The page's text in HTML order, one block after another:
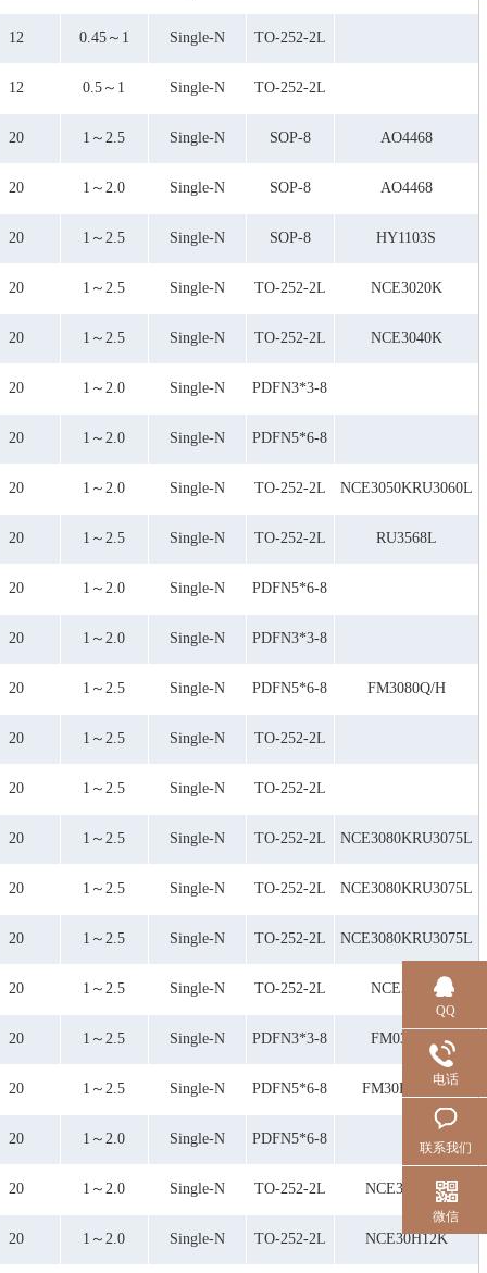
FM45N10H
FM6095Q
NCE0102
NCE3040K
NCE3080KRU3075L
NCE30H12K
NCE4010K
NCE40H12RU40150R
UTT15N10MQ/FM15N010
12 0.45～1 Single-N TO-252-2L
12 0.5～1 Single-N TO-252-2L
20 1～2.5 Single-N SOP-8 AO4468
20 1～2.0 Single-N SOP-8 AO4468
20 1～2.5 Single-N SOP-8 HY1103S
20 1～2.5 Single-N TO-252-2L NCE3020K
20 1～2.5 Single-N TO-252-2L NCE3040K
20 1～2.0 Single-N PDFN3*3-8
20 1～2.0 Single-N PDFN5*6-8
20 1～2.0 Single-N TO-252-2L NCE3050KRU3060L
20 1～2.5 Single-N TO-252-2L RU3568L
20 1～2.0 Single-N PDFN5*6-8
20 1～2.0 Single-N PDFN3*3-8
20 1～2.5 Single-N PDFN5*6-8 FM3080Q/H
20 1～2.5 Single-N TO-252-2L
20 1～2.5 Single-N TO-252-2L
20 1～2.5 Single-N TO-252-2L NCE3080KRU3075L
20 1～2.5 Single-N TO-252-2L NCE3080KRU3075L
20 1～2.5 Single-N TO-252-2L NCE3080KRU3075L
20 1～2.5 Single-N TO-252-2L NCE3090K
20 1～2.5 Single-N PDFN3*3-8 FM035D30
20 1～2.5 Single-N PDFN5*6-8 FM30H10Q/H
20 1～2.0 Single-N PDFN5*6-8
20 1～2.0 Single-N TO-252-2L NCE30H10K
20 1～2.0 Single-N TO-252-2L NCE30H12K
QQ
电话
联系我们
微信